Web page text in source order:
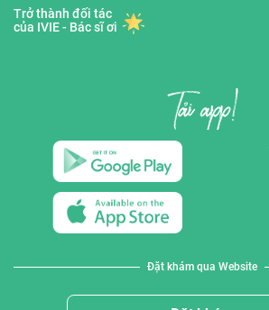
Trở thành đối tác
của IVIE - Bác sĩ ơi
Đặt khám qua Website